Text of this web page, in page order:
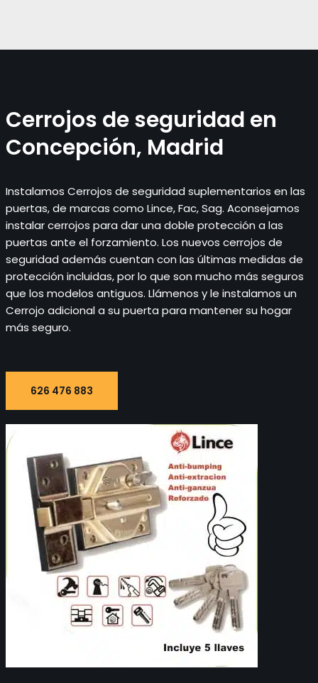
Cerrojos de seguridad en
Concepción, Madrid
Instalamos Cerrojos de seguridad suplementarios en las
puertas, de marcas como Lince, Fac, Sag. Aconsejamos
instalar cerrojos para dar una doble protección a las
puertas ante el forzamiento. Los nuevos cerrojos de
seguridad además cuentan con las últimas medidas de
protección incluidas, por lo que son mucho más seguros
que los modelos antiguos. Llámenos y le instalamos un
Cerrojo adicional a su puerta para mantener su hogar
más seguro.
626 476 883